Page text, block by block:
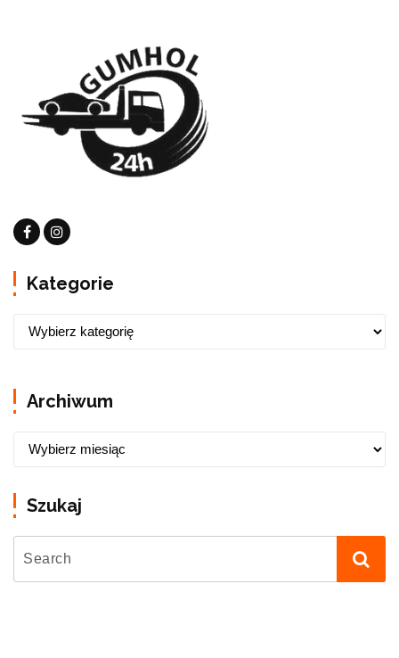
Kategorie
Archiwum
Szukaj